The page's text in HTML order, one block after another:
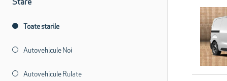
Stare
Toate starile
Autovehicule Noi
Autovehicule Rulate